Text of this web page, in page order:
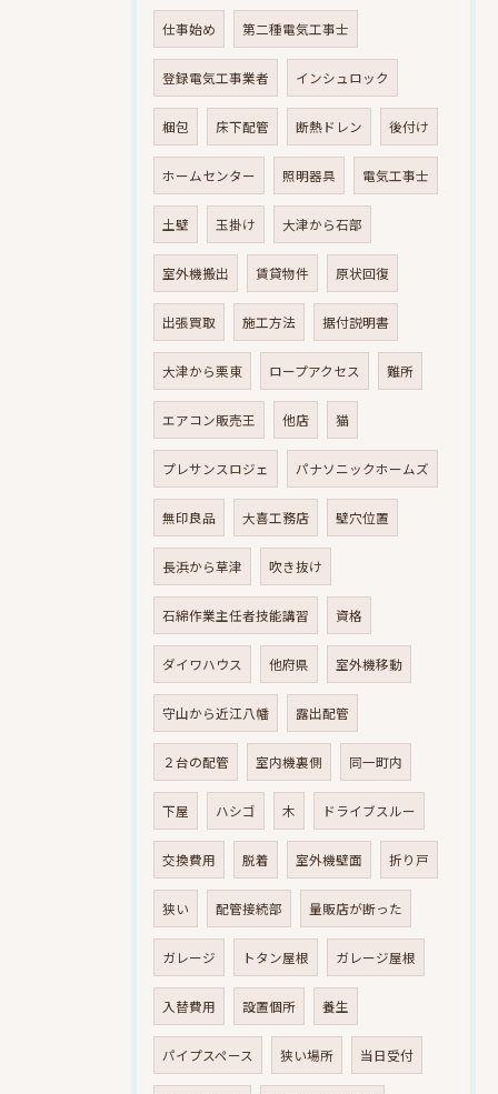
仕事始め 第二種電気工事士
登録電気工事業者 インシュロック
梱包 床下配管 断熱ドレン 後付け
ホームセンター 照明器具 電気工事士
土壁 玉掛け 大津から石部
室外機搬出 賃貸物件 原状回復
出張買取 施工方法 据付説明書
大津から栗東 ロープアクセス 難所
エアコン販売王 他店 猫
プレサンスロジェ パナソニックホームズ
無印良品 大喜工務店 壁穴位置
長浜から草津 吹き抜け
石綿作業主任者技能講習 資格
ダイワハウス 他府県 室外機移動
守山から近江八幡 露出配管
２台の配管 室内機裏側 同一町内
下屋 ハシゴ 木 ドライブスルー
交換費用 脱着 室外機壁面 折り戸
狭い 配管接続部 量販店が断った
ガレージ トタン屋根 ガレージ屋根
入替費用 設置個所 養生
パイプスペース 狭い場所 当日受付